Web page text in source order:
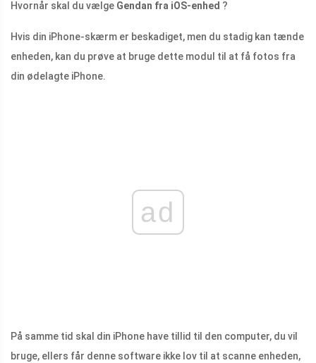
Hvornår skal du vælge Gendan fra iOS-enhed ?
Hvis din iPhone-skærm er beskadiget, men du stadig kan tænde
enheden, kan du prøve at bruge dette modul til at få fotos fra
din ødelagte iPhone.
ad
På samme tid skal din iPhone have tillid til den computer, du vil
bruge, ellers får denne software ikke lov til at scanne enheden,